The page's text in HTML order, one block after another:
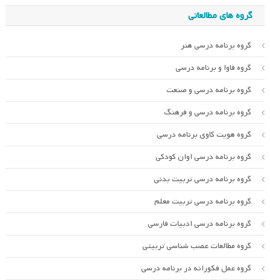
گروه های مطالعاتی
گروه برنامه درسی هنر
گروه فاوا و برنامه درسی
گروه برنامه درسی و صنعت
گروه برنامه درسی و فرهنگ
گروه هویت کاوی برنامه درسی
گروه برنامه درسی اوان کودکی
گروه برنامه درسی تربیت بدنی
گروه برنامه درسی تربیت معلم
گروه برنامه درسی ادبیات فارسی
گروه مطالعات عصب شناسی تربیتی
گروه عمل فکورانه در برنامه درسی